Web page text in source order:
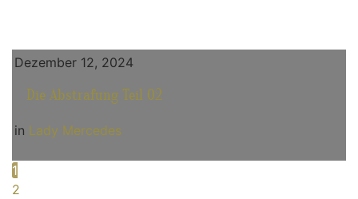
Dezember 12, 2024
Die Abstrafung Teil 02
in Lady Mercedes
1
2